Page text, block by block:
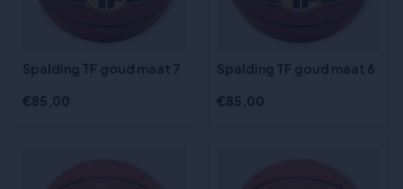
Spalding TF goud maat 7
€85,00
Spalding TF goud maat 6
€85,00